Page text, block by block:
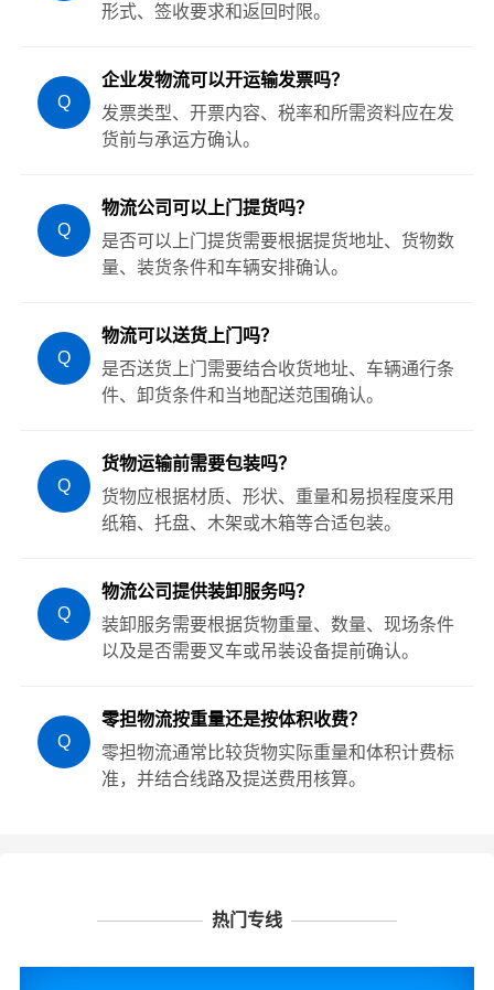
形式、签收要求和返回时限。
Q
企业发物流可以开运输发票吗？
发票类型、开票内容、税率和所需资料应在发
货前与承运方确认。
Q
物流公司可以上门提货吗？
是否可以上门提货需要根据提货地址、货物数
量、装货条件和车辆安排确认。
Q
物流可以送货上门吗？
是否送货上门需要结合收货地址、车辆通行条
件、卸货条件和当地配送范围确认。
Q
货物运输前需要包装吗？
货物应根据材质、形状、重量和易损程度采用
纸箱、托盘、木架或木箱等合适包装。
Q
物流公司提供装卸服务吗？
装卸服务需要根据货物重量、数量、现场条件
以及是否需要叉车或吊装设备提前确认。
Q
零担物流按重量还是按体积收费？
零担物流通常比较货物实际重量和体积计费标
准，并结合线路及提送费用核算。
热门专线